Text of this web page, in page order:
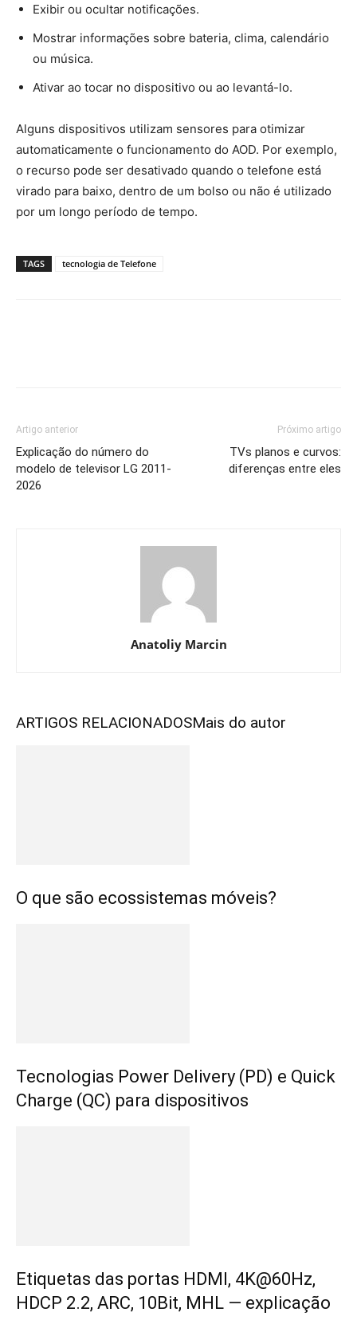
Exibir ou ocultar notificações.
Mostrar informações sobre bateria, clima, calendário
ou música.
Ativar ao tocar no dispositivo ou ao levantá-lo.
Alguns dispositivos utilizam sensores para otimizar
automaticamente o funcionamento do AOD. Por exemplo,
o recurso pode ser desativado quando o telefone está
virado para baixo, dentro de um bolso ou não é utilizado
por um longo período de tempo.
TAGS tecnologia de Telefone
Artigo anterior
Explicação do número do
modelo de televisor LG 2011-
2026
Próximo artigo
TVs planos e curvos:
diferenças entre eles
Anatoliy Marcin
ARTIGOS RELACIONADOSMais do autor
O que são ecossistemas móveis?
Tecnologias Power Delivery (PD) e Quick
Charge (QC) para dispositivos
Etiquetas das portas HDMI, 4K@60Hz,
HDCP 2.2, ARC, 10Bit, MHL — explicação